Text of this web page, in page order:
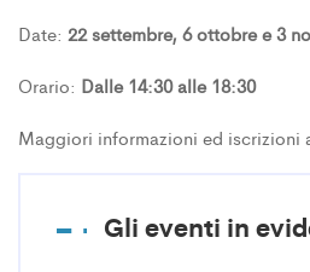
Date: 22 settembre, 6 ottobre e 3
Orario: Dalle 14:30 alle 18:30
Maggiori informazioni ed iscrizioni
Gli eventi in